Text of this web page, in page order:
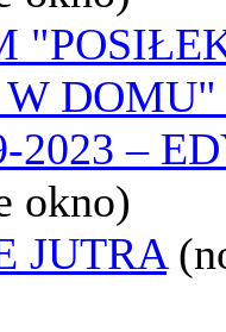
2023 –
okno)
JUTRA